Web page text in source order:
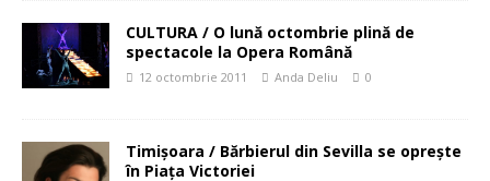
CULTURA / O lună octombrie plină de
spectacole la Opera Română
12 octombrie 2011 Anda Deliu 0
Timişoara / Bărbierul din Sevilla se opreşte
în Piaţa Victoriei